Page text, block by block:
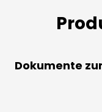
Dokumente